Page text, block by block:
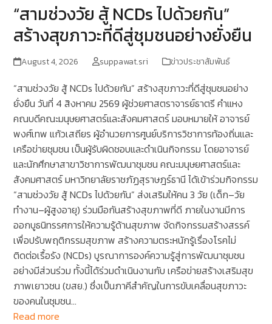
“สามช่วงวัย สู้ NCDs ไปด้วยกัน”
สร้างสุขภาวะที่ดีสู่ชุมชนอย่างยั่งยืน
August 4, 2026 suppawat.sri ข่าวประชาสัมพันธ์
“สามช่วงวัย สู้ NCDs ไปด้วยกัน” สร้างสุขภาวะที่ดีสู่ชุมชนอย่าง
ยั่งยืน วันที่ 4 สิงหาคม 2569 ผู้ช่วยศาสตราจารย์ธาตรี คำแหง
คณบดีคณะมนุษยศาสตร์และสังคมศาสตร์ มอบหมายให้ อาจารย์
พงศ์เทพ แก้วเสถียร ผู้อำนวยการศูนย์บริการวิชาการท้องถิ่นและ
เครือข่ายชุมชน เป็นผู้รับผิดชอบและดำเนินกิจกรรม โดยอาจารย์
และนักศึกษาสาขาวิชาการพัฒนาชุมชน คณะมนุษยศาสตร์และ
สังคมศาสตร์ มหาวิทยาลัยราชภัฏสุราษฎร์ธานี ได้เข้าร่วมกิจกรรม
“สามช่วงวัย สู้ NCDs ไปด้วยกัน” ส่งเสริมให้คน 3 วัย (เด็ก–วัย
ทำงาน–ผู้สูงอายุ) ร่วมมือกันสร้างสุขภาพที่ดี ภายในงานมีการ
ออกบูธนิทรรศการให้ความรู้ด้านสุขภาพ จัดกิจกรรมสร้างสรรค์
เพื่อปรับพฤติกรรมสุขภาพ สร้างความตระหนักรู้เรื่องโรคไม่
ติดต่อเรื้อรัง (NCDs) บูรณาการองค์ความรู้สู่การพัฒนาชุมชน
อย่างมีส่วนร่วม ทั้งนี้ได้ร่วมดำเนินงานกับ เครือข่ายสร้างเสริมสุข
ภาพเยาวชน (ขสย.) ซึ่งเป็นภาคีสำคัญในการขับเคลื่อนสุขภาวะ
ของคนในชุมชน…
Read more